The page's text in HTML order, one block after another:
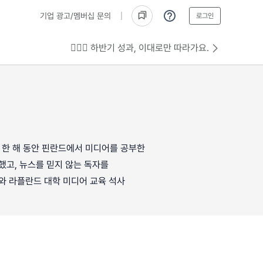
기업 광고/멤버십 문의 로그인
💁🏻‍♂️ 하반기 성과, 이대로만 따라가요.
해 동안 핀란드에서 미디어를 공부한
고, 뉴스를 믿지 않는 독자를
라플란드 대학 미디어 교육 석사